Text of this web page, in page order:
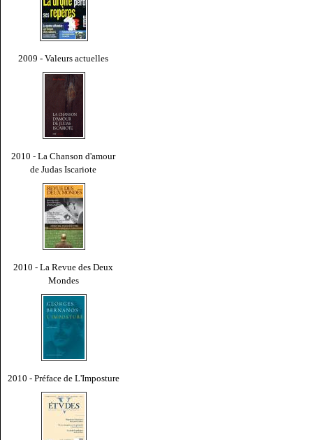
2009 - Valeurs actuelles
2010 - La Chanson d'amour
de Judas Iscariote
2010 - La Revue des Deux
Mondes
2010 - Préface de L'Imposture